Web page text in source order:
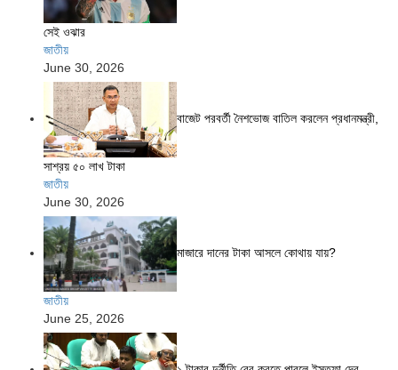
সেই ওঝার
জাতীয়
June 30, 2026
বাজেট পরবর্তী নৈশভোজ বাতিল করলেন প্রধানমন্ত্রী,
সাশ্রয় ৫০ লাখ টাকা
জাতীয়
June 30, 2026
মাজারে দানের টাকা আসলে কোথায় যায়?
জাতীয়
June 25, 2026